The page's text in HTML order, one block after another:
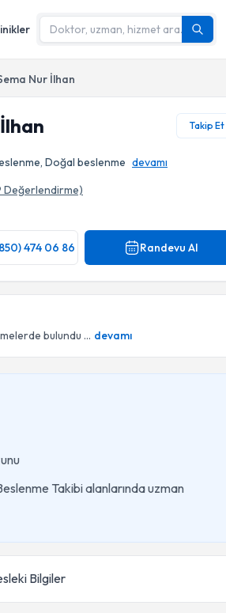
Nur İlhan
Takip Et
Doğal beslenme devamı
Değerlendirme)
474 06 86 Randevu Al
bulundu ... devamı
Takibi alanlarında uzman
Bilgiler